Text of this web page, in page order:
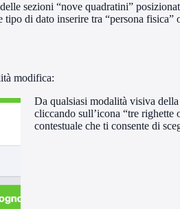
sezioni “nove quadratini”
di dato inserire tra “persona fisica”
modifica:
Da qualsiasi modalità visiva
cliccando sull’icona “tre
contestuale che ti consente di